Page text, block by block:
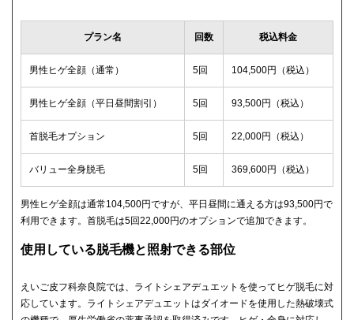
プラン名 回数 税込料金
男性ヒゲ全顔（通常） 5回 104,500円（税込）
男性ヒゲ全顔（平日昼間割引） 5回 93,500円（税込）
首脱毛オプション 5回 22,000円（税込）
バリュー全身脱毛 5回 369,600円（税込）
男性ヒゲ全顔は通常104,500円ですが、平日昼間に通える方は93,500円で
利用できます。首脱毛は5回22,000円のオプションで追加できます。
使用している脱毛機と照射できる部位
えいご皮フ科奈良院では、ライトシェアデュエットを使ってヒゲ脱毛に対
応しています。ライトシェアデュエットはダイオードを使用した熱破壊式